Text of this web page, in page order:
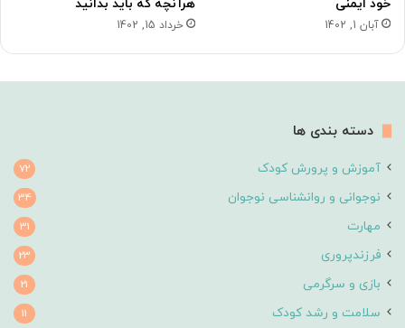
خود ایمنی
آبان 1, 1402
هرآنچه که باید بدانید
خرداد 15, 1402
دسته بندی ها
آموزش و پرورش کودک 72
نوجوانی و روانشناسی نوجوان 34
مهارت 31
فرزندپروری 23
بازی و سرگرمی 21
سلامت و رشد کودک 11